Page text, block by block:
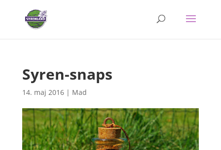
Syren-snaps
14. maj 2016| Mad